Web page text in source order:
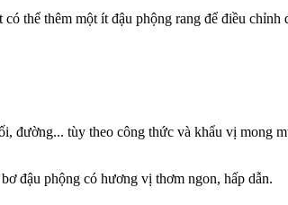
thể thêm một ít đậu phộng rang để điều chỉnh
đường... tùy theo công thức và khẩu vị mong
đậu phộng có hương vị thơm ngon, hấp dẫn.